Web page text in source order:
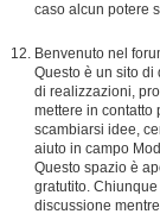
caso alcun potere
Benvenuto nel
Questo è un sito
di realizzazioni,
mettere in contatto
scambiarsi idee,
aiuto in campo
Questo spazio è
gratutito.
discussione